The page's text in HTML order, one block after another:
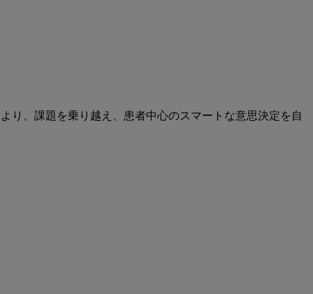
り、課題を乗り越え、患者中心のスマートな意思決定を自